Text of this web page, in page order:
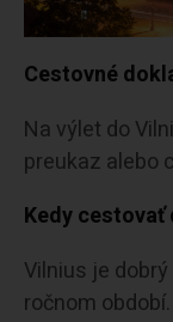
Cestovné
Na výlet do
preukaz alebo
Kedy cestovať
Vilnius je
ročnom období.